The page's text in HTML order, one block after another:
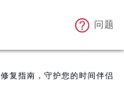
问题
复指南，守护您的时间伴侣